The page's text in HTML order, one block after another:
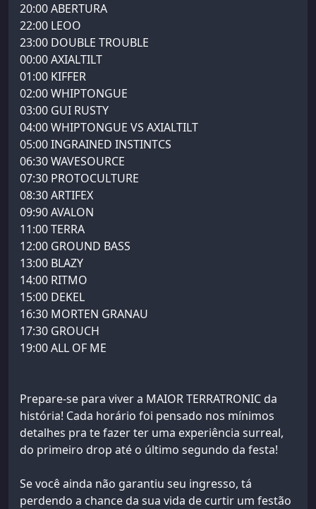
20:00 ABERTURA
22:00 LEOO
23:00 DOUBLE TROUBLE
00:00 AXIALTILT
01:00 KIFFER
02:00 WHIPTONGUE
03:00 GUI RUSTY
04:00 WHIPTONGUE VS AXIALTILT
05:00 INGRAINED INSTINTCS
06:30 WAVESOURCE
07:30 PROTOCULTURE
08:30 ARTIFEX
09:90 AVALON
11:00 TERRA
12:00 GROUND BASS
13:00 BLAZY
14:00 RITMO
15:00 DEKEL
16:30 MORTEN GRANAU
17:30 GROUCH
19:00 ALL OF ME
Prepare-se para viver a MAIOR TERRATRONIC da
história! Cada horário foi pensado nos mínimos
detalhes pra te fazer ter uma experiência surreal,
do primeiro drop até o último segundo da festa!
Se você ainda não garantiu seu ingresso, tá
perdendo a chance da sua vida de curtir um festão